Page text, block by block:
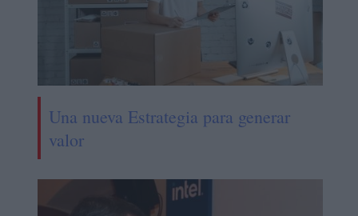
Una nueva Estrategia para generar
valor